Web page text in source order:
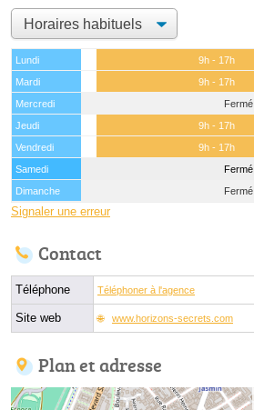
Lundi
9h - 17h
Mardi
9h - 17h
Mercredi
Fermé
Jeudi
9h - 17h
Vendredi
9h - 17h
Samedi
Fermé
Dimanche
Fermé
Signaler une erreur
Contact
Téléphone Téléphoner à l'agence
Site web www.horizons-secrets.com
Plan et adresse